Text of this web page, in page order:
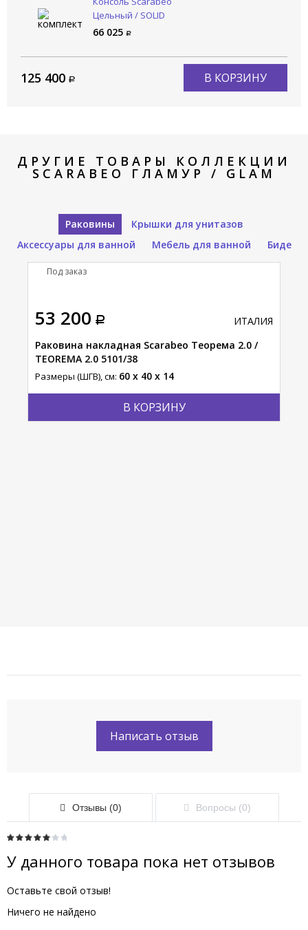
Цельный / SOLID
2901/NROP
66 025
125 400 В КОРЗИНУ
ДРУГИЕ ТОВАРЫ КОЛЛЕКЦИИ
SCARABEO ГЛАМУР / GLAM
Раковины
Крышки для унитазов
Аксессуары для ванной
Мебель для ванной Биде
53 200
В КОРЗИНУ
ИТАЛИЯ
Раковина накладная Scarabeo Теорема 2.0 /
TEOREMA 2.0 5101/38
Размеры (ШГВ), см: 60 x 40 x 14
Под заказ
Написать отзыв
Отзывы (0) Вопросы (0)
У данного товара пока нет отзывов
Оставьте свой отзыв!
Ничего не найдено